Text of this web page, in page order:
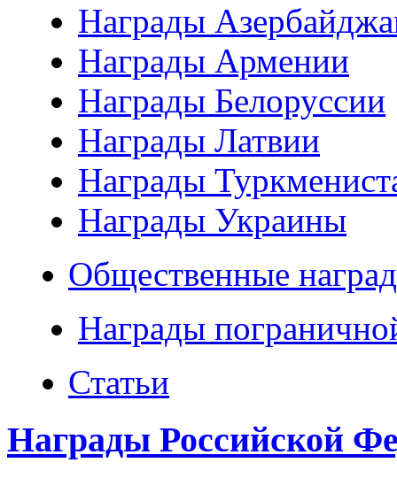
Награды
Награды Армении
Награды Белоруссии
Награды Латвии
Награды
Награды Украины
Общественные
Награды
Статьи
Награды Российской